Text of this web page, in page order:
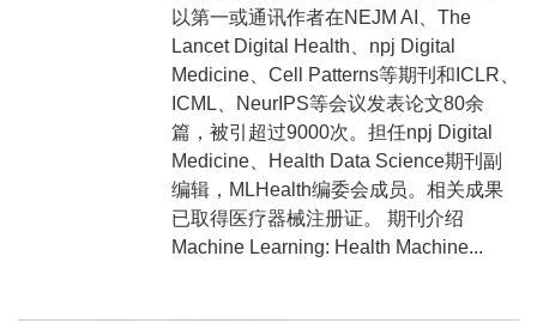
以第一或通讯作者在NEJM AI、The
Lancet Digital Health、npj Digital
Medicine、Cell Patterns等期刊和ICLR、
ICML、NeurIPS等会议发表论文80余
篇，被引超过9000次。担任npj Digital
Medicine、Health Data Science期刊副
编辑，MLHealth编委会成员。相关成果
已取得医疗器械注册证。 期刊介绍
Machine Learning: Health Machine...